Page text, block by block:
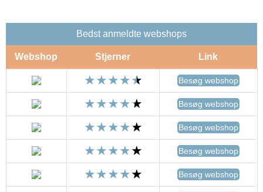
Bedst anmeldte webshops
Webshop Stjerner Link
Besøg webshop
Besøg webshop
Besøg webshop
Besøg webshop
Besøg webshop